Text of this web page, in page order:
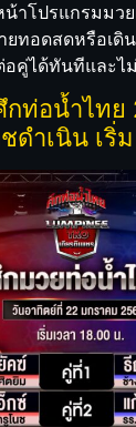
าโปรแกรมมว
ทอดสดหรือเดิ
อคู่ได้ทันทีและ
ท่อน้ำไทย
ดำเนิน เริ่